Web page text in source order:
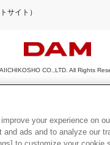
サイト）
CO.,LTD. All Rights
いる一切の文章・画像・写真・動
める範囲を超えて無断で複製、転
機種によりご利用いただけない場
your experience on
and ads and to analyze our